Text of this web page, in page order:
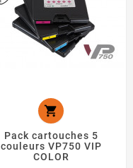

Pack cartouches 5
couleurs VP750 VIP
COLOR